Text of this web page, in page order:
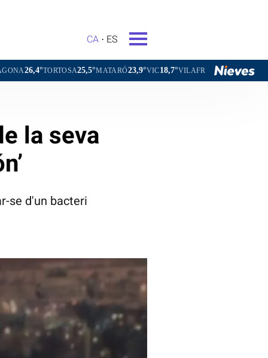
CA ES
25,5°MATARÓ23,9°VIC18,7°VILAFRANCA DEL PENEDÈS22,2°
la seva
se d'un bacteri